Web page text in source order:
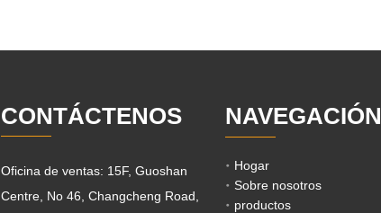
CONTÁCTENOS
Oficina de ventas: 15F, Guoshan
Centre, No 46, Changcheng Road,
NAVEGACIÓN
Hogar
Sobre nosotros
productos